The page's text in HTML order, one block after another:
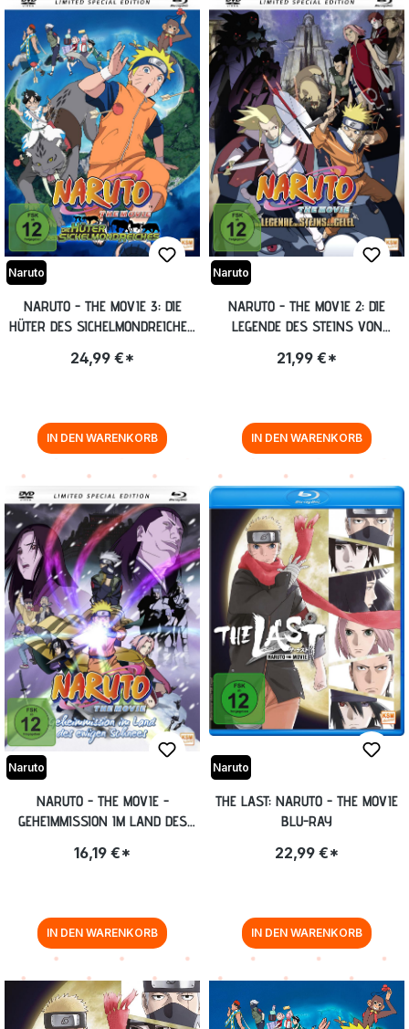
Naruto
NARUTO - THE MOVIE 3: DIE
HÜTER DES SICHELMONDREICHES
MEDIABOOK) [DVD + BLU-RAY]
24,99 €*
IN DEN WARENKORB
Naruto
NARUTO - THE MOVIE 2: DIE
LEGENDE DES STEINS VON
IM MEDIABOOK) [DVD + BLU-
21,99 €*
IN DEN WARENKORB
Naruto
NARUTO - THE MOVIE -
GEHEIMMISSION IM LAND DES
SPECIAL EDITION IM MEDIABOOK)
16,19 €*
IN DEN WARENKORB
Naruto
THE LAST: NARUTO - THE MOVIE
BLU-RAY
22,99 €*
IN DEN WARENKORB